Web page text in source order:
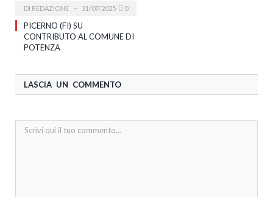
DI REDAZIONE 31/07/2025 0
PICERNO (FI) SU
CONTRIBUTO AL COMUNE DI
POTENZA
LASCIA UN COMMENTO